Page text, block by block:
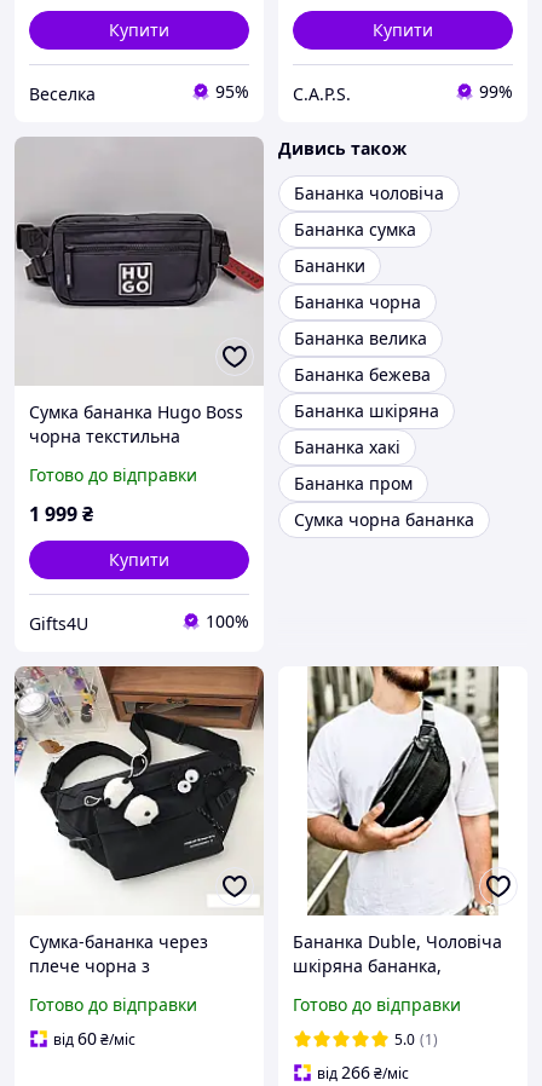
Купити
Веселка 95%
Купити
C.A.P.S. 99%
Сумка бананка Hugo Boss
чорна текстильна
Готово до відправки
1 999₴
Купити
Gifts4U 100%
Дивись також
Бананка чоловіча
Бананка сумка
Бананки
Бананка чорна
Бананка велика
Бананка бежева
Бананка шкіряна
Бананка хакі
Бананка пром
Сумка чорна бананка
Сумка-бананка через
плече чорна з
Готово до відправки
від60₴/міс
Бананка Duble, Чоловіча
шкіряна бананка,
Чорний, 2 відділення
Готово до відправки
5.0 (1)
від266₴/міс